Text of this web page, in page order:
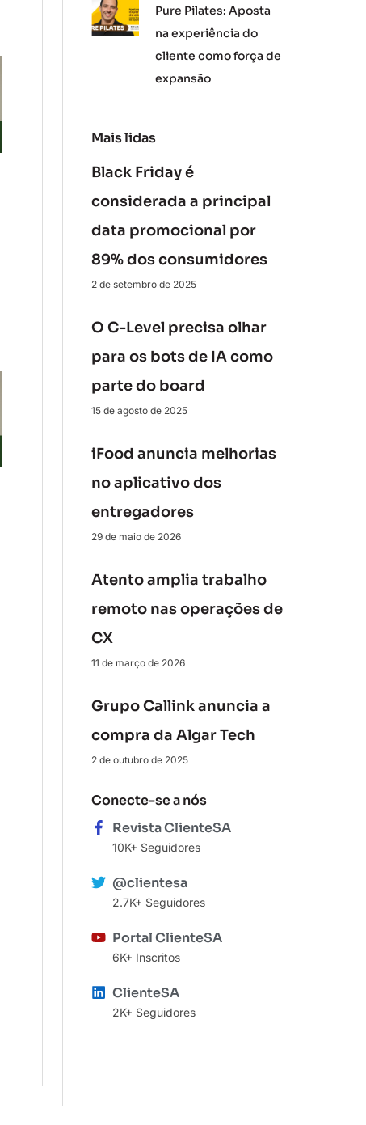
Pure Pilates: Aposta
na experiência do
cliente como força de
expansão
Mais lidas
Black Friday é
considerada a principal
data promocional por
89% dos consumidores
2 de setembro de 2025
O C-Level precisa olhar
para os bots de IA como
parte do board
15 de agosto de 2025
iFood anuncia melhorias
no aplicativo dos
entregadores
29 de maio de 2026
Atento amplia trabalho
remoto nas operações de
CX
11 de março de 2026
Grupo Callink anuncia a
compra da Algar Tech
2 de outubro de 2025
Conecte-se a nós
Revista ClienteSA
10K+ Seguidores
@clientesa
2.7K+ Seguidores
Portal ClienteSA
6K+ Inscritos
ClienteSA
2K+ Seguidores